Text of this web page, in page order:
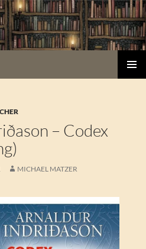
– Codex
MICHAEL MATZER